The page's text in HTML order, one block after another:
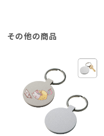
その他の商品